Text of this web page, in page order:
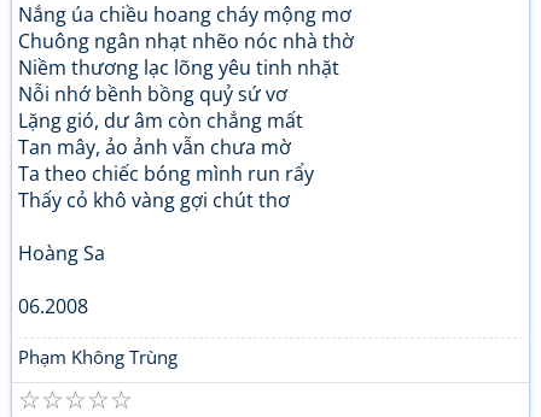
Nắng úa chiều hoang cháy mộng mơ
Chuông ngân nhạt nhẽo nóc nhà thờ
Niềm thương lạc lõng yêu tinh nhặt
Nỗi nhớ bềnh bồng quỷ sứ vơ
Lặng gió, dư âm còn chẳng mất
Tan mây, ảo ảnh vẫn chưa mờ
Ta theo chiếc bóng mình run rẩy
Thấy cỏ khô vàng gợi chút thơ
Hoàng Sa
06.2008
Phạm Không Trùng
☆
☆
☆
☆
☆